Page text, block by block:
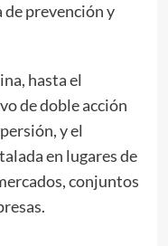
prevención y
hasta el
de doble acción
y el
en lugares de
conjuntos